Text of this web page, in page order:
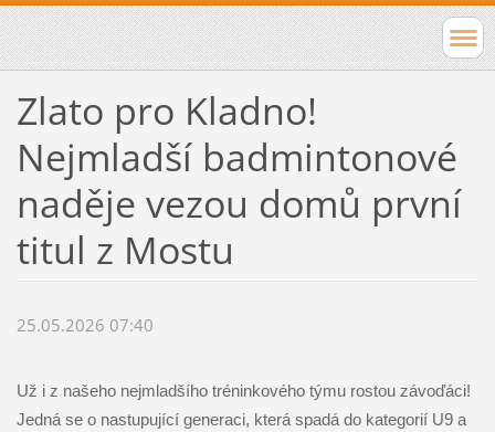
Zlato pro Kladno!
Nejmladší badmintonové
naděje vezou domů první
titul z Mostu
25.05.2026 07:40
Už i z našeho nejmladšího tréninkového týmu rostou závoďáci!
Jedná se o nastupující generaci, která spadá do kategorií U9 a